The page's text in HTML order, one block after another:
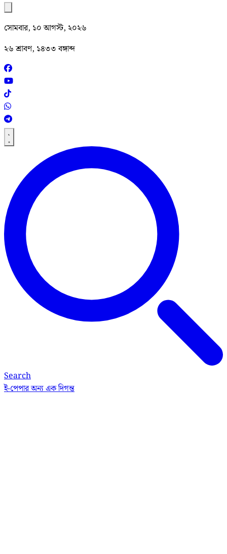
সোমবার, ১০ আগস্ট, ২০২৬
২৬ শ্রাবণ, ১৪৩৩ বঙ্গাব্দ
Search
ই-পেপারঅন্য এক দিগন্ত